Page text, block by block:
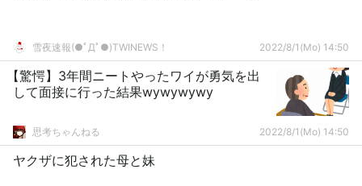
雪夜速報(●ﾟДﾟ●)TWINEWS！ 2022/8/1(Mo) 14:50
【驚愕】3年間ニートやったワイが勇気を出
して面接に行った結果wywywywy
思考ちゃんねる 2022/8/1(Mo) 14:50
ヤクザに犯された母と妹